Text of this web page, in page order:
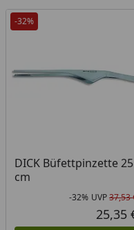
-32%
DICK Büfettpinzette 25
cm
-32% UVP37,53
25,35